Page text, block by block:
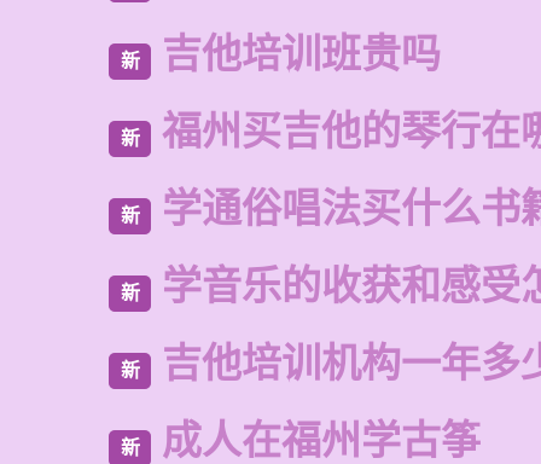
新 吉他培训班贵吗
新 福州买吉他的琴行在
新 学通俗唱法买什么书
新 学音乐的收获和感受
新 吉他培训机构一年多
新 成人在福州学古筝